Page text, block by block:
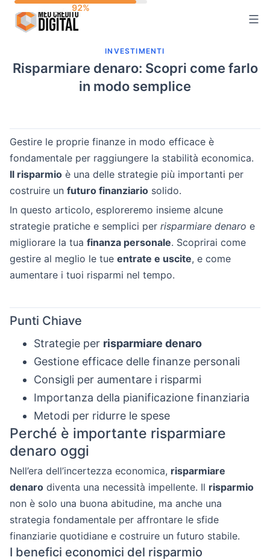
INVESTIMENTI
Risparmiare denaro: Scopri come farlo
in modo semplice
Gestire le proprie finanze in modo efficace è
fondamentale per raggiungere la stabilità economica.
Il risparmio è una delle strategie più importanti per
costruire un futuro finanziario solido.
In questo articolo, esploreremo insieme alcune
strategie pratiche e semplici per risparmiare denaro e
migliorare la tua finanza personale. Scoprirai come
gestire al meglio le tue entrate e uscite, e come
aumentare i tuoi risparmi nel tempo.
Punti Chiave
Strategie per risparmiare denaro
Gestione efficace delle finanze personali
Consigli per aumentare i risparmi
Importanza della pianificazione finanziaria
Metodi per ridurre le spese
Perché è importante risparmiare
denaro oggi
Nell’era dell’incertezza economica, risparmiare
denaro diventa una necessità impellente. Il risparmio
non è solo una buona abitudine, ma anche una
strategia fondamentale per affrontare le sfide
finanziarie quotidiane e costruire un futuro stabile.
I benefici economici del risparmio